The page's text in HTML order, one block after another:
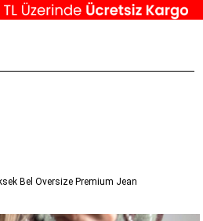
Bel Oversize Premium Jean